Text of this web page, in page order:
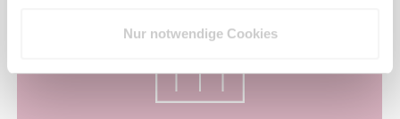
Nur notwendige Cookies